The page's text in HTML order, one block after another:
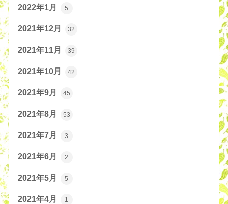
2022年1月 5
2021年12月 32
2021年11月 39
2021年10月 42
2021年9月 45
2021年8月 53
2021年7月 3
2021年6月 2
2021年5月 5
2021年4月 1